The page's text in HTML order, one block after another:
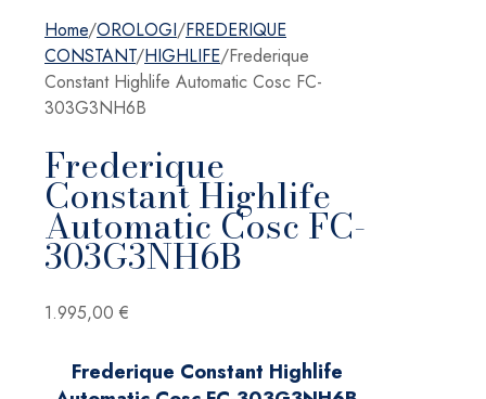
Home/OROLOGI/FREDERIQUE
CONSTANT/HIGHLIFE/Frederique
Constant Highlife Automatic Cosc FC-
303G3NH6B
Frederique
Constant Highlife
Automatic Cosc FC-
303G3NH6B
1.995,00 €
Frederique Constant Highlife